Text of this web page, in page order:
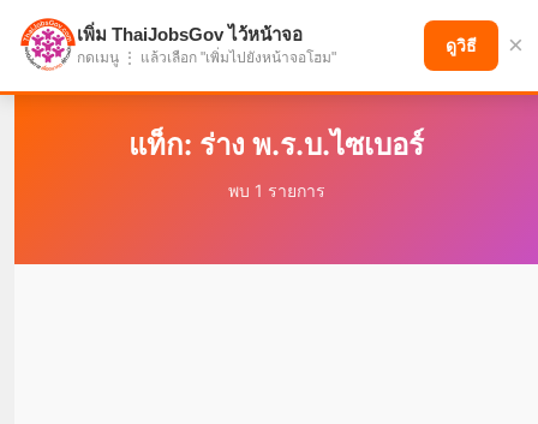
แบ่งปันโอกาส เพื่ออนาคตที่ก้าวหน้า
แท็ก: ร่าง พ.ร.บ.ไซเบอร์
พบ 1 รายการ
เพิ่ม ThaiJobsGov ไว้หน้าจอ
กดเมนู ⋮ แล้วเลือก "เพิ่มไปยังหน้าจอโฮม"
ดูวิธี ×